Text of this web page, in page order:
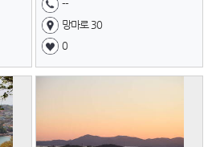
--
망마로 30
0